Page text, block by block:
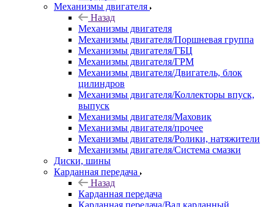
Механизмы двигателя
Назад
Механизмы двигателя
Механизмы двигателя/Поршневая группа
Механизмы двигателя/ГБЦ
Механизмы двигателя/ГРМ
Механизмы двигателя/Двигатель, блок
цилиндров
Механизмы двигателя/Коллекторы впуск,
выпуск
Механизмы двигателя/Маховик
Механизмы двигателя/прочее
Механизмы двигателя/Ролики, натяжители
Механизмы двигателя/Система смазки
Диски, шины
Карданная передача
Назад
Карданная передача
Карданная передача/Вал карданный